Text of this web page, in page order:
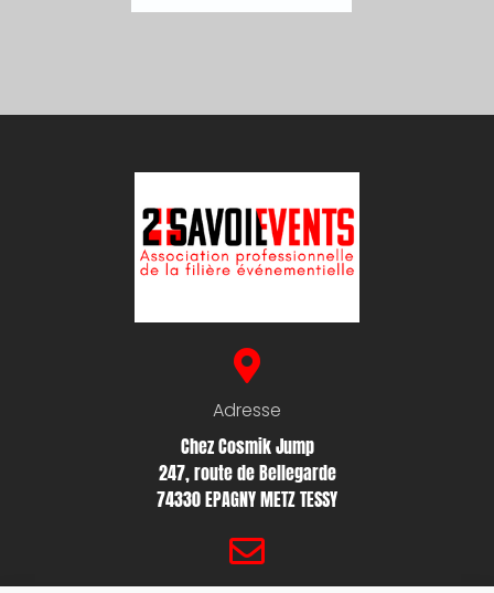
Adresse
Chez Cosmik Jump
247, route de Bellegarde
74330 EPAGNY METZ TESSY